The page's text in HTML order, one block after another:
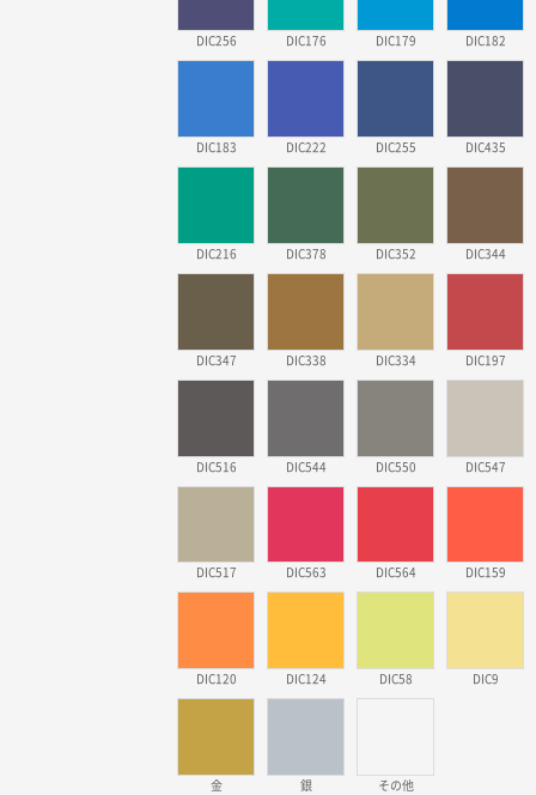
DIC256 DIC176 DIC179 DIC182
DIC183 DIC222 DIC255 DIC435
DIC216 DIC378 DIC352 DIC344
DIC347 DIC338 DIC334 DIC197
DIC516 DIC544 DIC550 DIC547
DIC517 DIC563 DIC564 DIC159
DIC120 DIC124 DIC58 DIC9
金 銀 その他